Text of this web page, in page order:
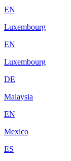
EN
Luxembourg
EN
Luxembourg
DE
Malaysia
EN
Mexico
ES